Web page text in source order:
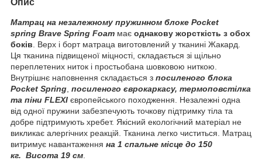
Матрац на незалежному пружинном блоке Pocket
spring Brave Spring Foam має однакову жорсткість з обох
боків . Верх і борт матраца виготовлений у тканині Жакард.
Ця тканина підвищеної міцності, складається зі щільно
переплетених ниток і простьобана шовковою ниткою.
Внутрішнє наповнення складається з посиленого блока
Pocket Spring посиленого єврокаркасу, термоповстілка
та піни FLEXI європейського походження. Незалежні одна
від одної пружини забезпечують точкову підтримку тіла та
добре підтримують хребет. Якісний екологічний матеріал не
викликає алергічних реакцій. Тканина легко чиститься. Матрац
витримує навантаження на 1 спальне місце до 150
кг. Висота 19 см